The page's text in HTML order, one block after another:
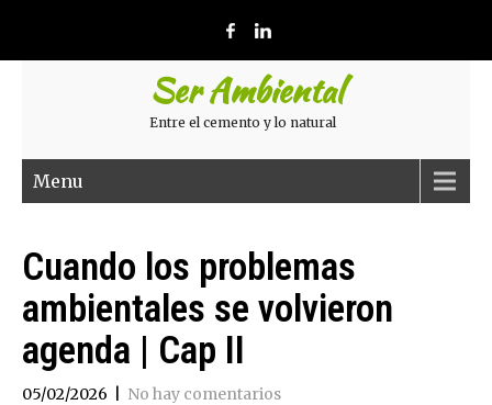
Ser Ambiental
Entre el cemento y lo natural
Menu
Cuando los problemas
ambientales se volvieron
agenda | Cap II
05/02/2026
No hay comentarios